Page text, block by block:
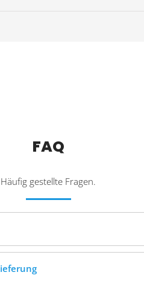
FAQ
Häufig gestellte Fragen.